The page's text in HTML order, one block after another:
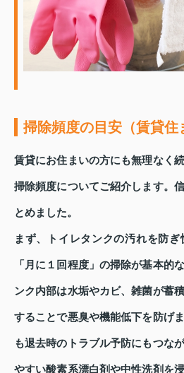
掃除頻度の目安（賃貸住
賃貸にお住まいの方にも無理なく
掃除頻度についてご紹介します。
とめました。
まず、トイレタンクの汚れを防ぎ
「月に１回程度」の掃除が基本的
ンク内部は水垢やカビ、雑菌が蓄
することで悪臭や機能低下を防げ
も退去時のトラブル予防にもつな
やすい酸素系漂白剤や中性洗剤を